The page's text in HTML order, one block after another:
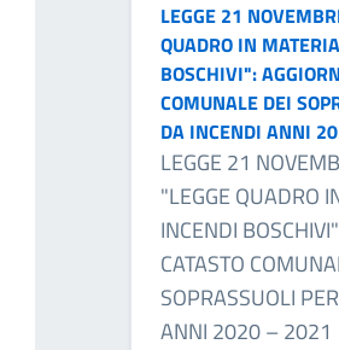
LEGGE 21
QUADRO IN
BOSCHIVI":
COMUNALE DEI
DA INCENDI ANNI
LEGGE 21
"LEGGE QUADRO
INCENDI
CATASTO
SOPRASSUOLI
ANNI 2020 – 2021